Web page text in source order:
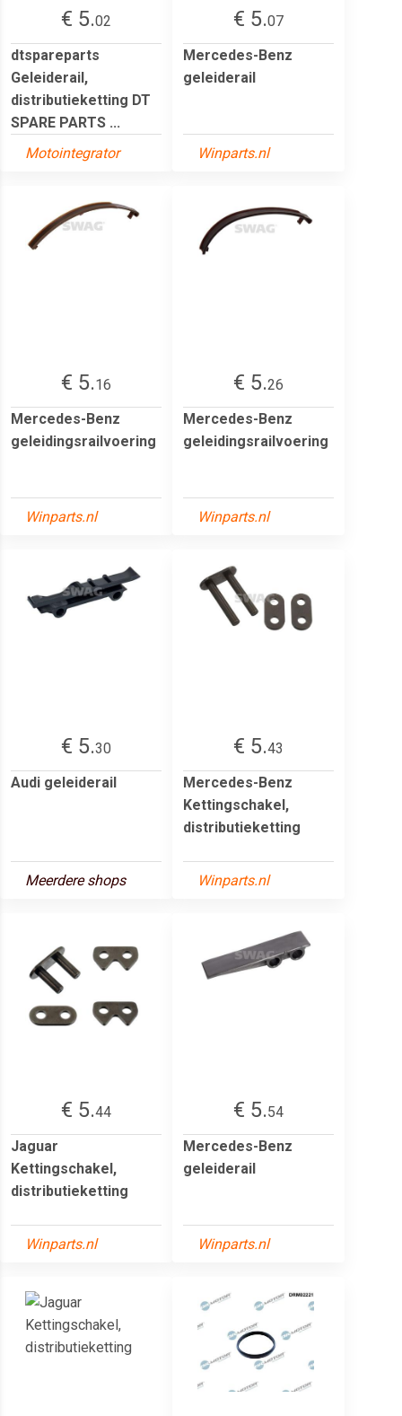
€ 5.02
dtspareparts
Geleiderail,
distributieketting DT
SPARE PARTS ...
Motointegrator
€ 5.07
Mercedes-Benz
geleiderail
Winparts.nl
€ 5.16
Mercedes-Benz
geleidingsrailvoering
Winparts.nl
€ 5.26
Mercedes-Benz
geleidingsrailvoering
Winparts.nl
€ 5.30
Audi geleiderail
Meerdere shops
€ 5.43
Mercedes-Benz
Kettingschakel,
distributieketting
Winparts.nl
€ 5.44
Jaguar
Kettingschakel,
distributieketting
Winparts.nl
€ 5.54
Mercedes-Benz
geleiderail
Winparts.nl